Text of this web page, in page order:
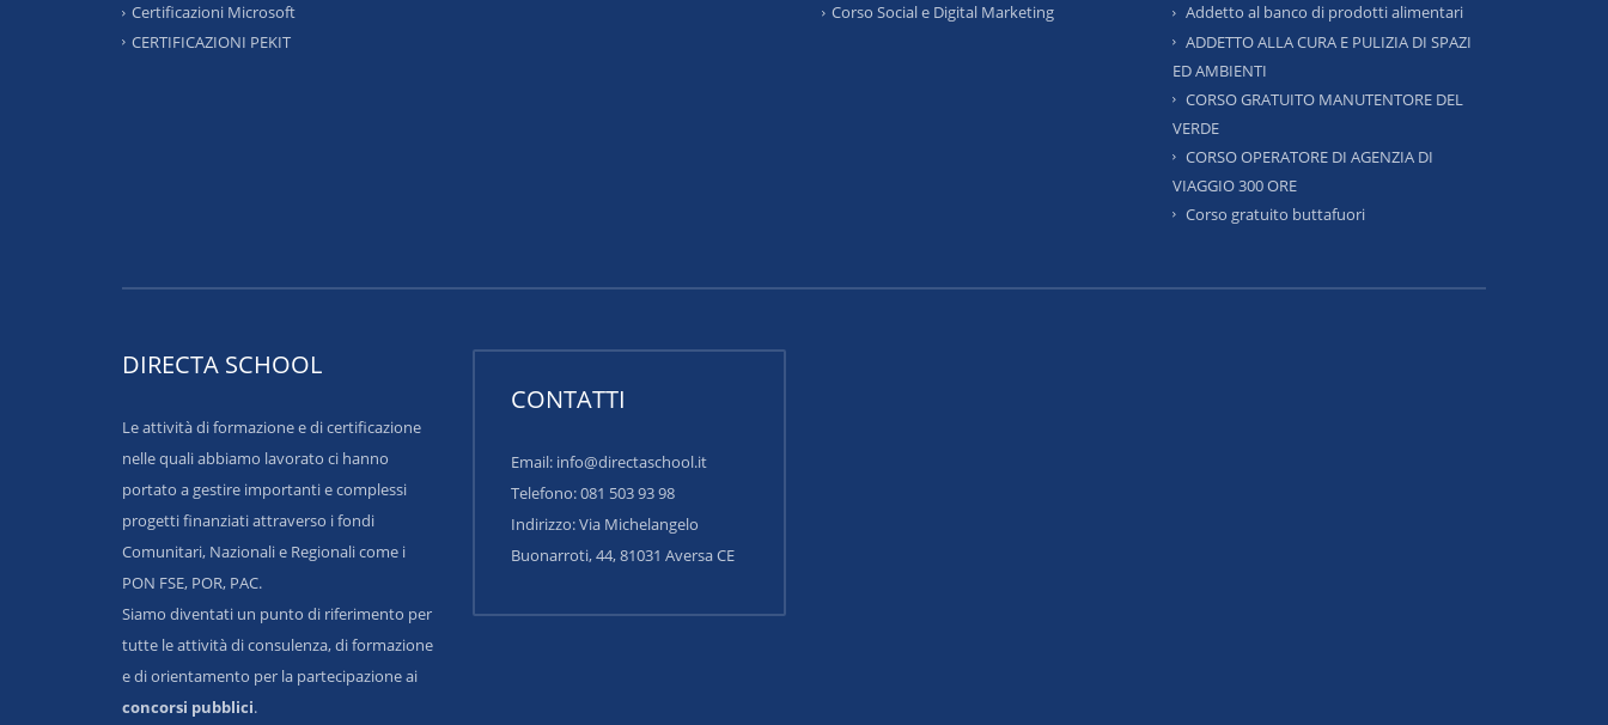
Certificazioni Microsoft
CERTIFICAZIONI PEKIT
Corso Social e Digital Marketing
Addetto al banco di prodotti alimentari
ADDETTO ALLA CURA E PULIZIA DI SPAZI
ED AMBIENTI
CORSO GRATUITO MANUTENTORE DEL
VERDE
CORSO OPERATORE DI AGENZIA DI
VIAGGIO 300 ORE
Corso gratuito buttafuori
DIRECTA SCHOOL
Le attività di formazione e di certificazione
nelle quali abbiamo lavorato ci hanno
portato a gestire importanti e complessi
progetti finanziati attraverso i fondi
Comunitari, Nazionali e Regionali come i
PON FSE, POR, PAC.
Siamo diventati un punto di riferimento per
tutte le attività di consulenza, di formazione
e di orientamento per la partecipazione ai
concorsi pubblici.
CONTATTI
Email: info@directaschool.it
Telefono: 081 503 93 98
Indirizzo:Via Michelangelo
Buonarroti, 44, 81031 Aversa CE